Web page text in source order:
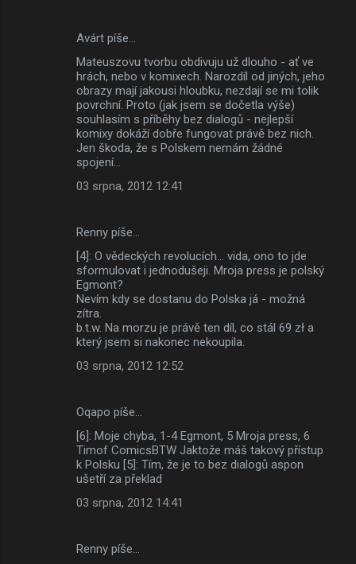
Avárt píše…
Mateuszovu tvorbu obdivuju už dlouho - ať ve
hrách, nebo v komixech. Narozdíl od jiných, jeho
obrazy mají jakousi hloubku, nezdají se mi tolik
povrchní. Proto (jak jsem se dočetla výše)
souhlasím s příběhy bez dialogů - nejlepší
komixy dokáží dobře fungovat právě bez nich.
Jen škoda, že s Polskem nemám žádné
spojení...
03 srpna, 2012 12:41
Renny píše…
[4]: O vědeckých revolucích... vida, ono to jde
sformulovat i jednodušeji. Mroja press je polský
Egmont?
Nevím kdy se dostanu do Polska já - možná
zítra.
b.t.w. Na morzu je právě ten díl, co stál 69 zł a
který jsem si nakonec nekoupila.
03 srpna, 2012 12:52
Oqapo píše…
[6]: Moje chyba, 1-4 Egmont, 5 Mroja press, 6
Timof ComicsBTW Jaktože máš takový přístup
k Polsku [5]: Tím, že je to bez dialogů aspon
ušetří za překlad
03 srpna, 2012 14:41
Renny píše…